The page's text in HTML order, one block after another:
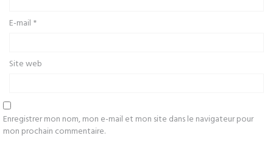
E-mail *
Site web
Enregistrer mon nom, mon e-mail et mon site dans le navigateur pour
mon prochain commentaire.